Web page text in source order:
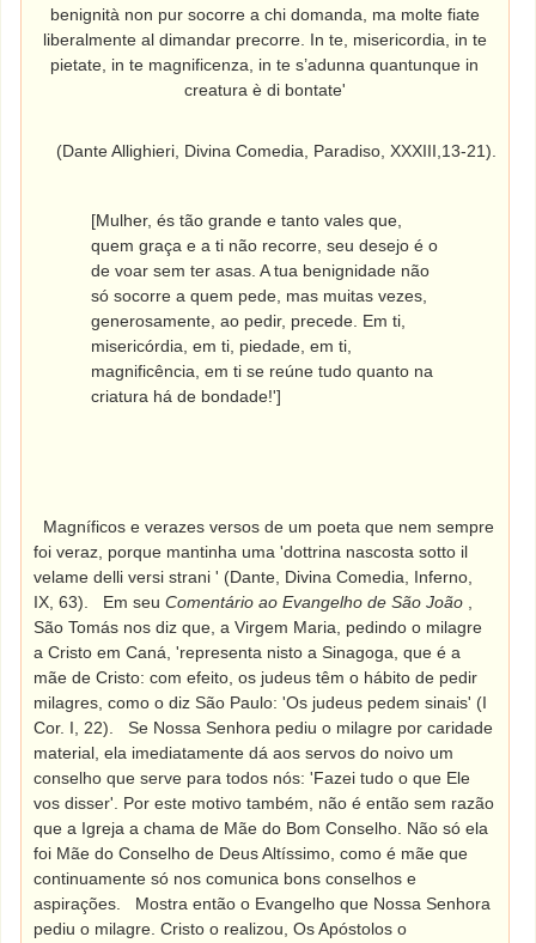
benignità non pur socorre a chi domanda, ma molte fiate
liberalmente al dimandar precorre. In te, misericordia, in te
pietate, in te magnificenza, in te s’adunna quantunque in
creatura è di bontate'
(Dante Allighieri, Divina Comedia, Paradiso, XXXIII,13-21).
[Mulher, és tão grande e tanto vales que,
quem graça e a ti não recorre, seu desejo é o
de voar sem ter asas. A tua benignidade não
só socorre a quem pede, mas muitas vezes,
generosamente, ao pedir, precede. Em ti,
misericórdia, em ti, piedade, em ti,
magnificência, em ti se reúne tudo quanto na
criatura há de bondade!']
Magníficos e verazes versos de um poeta que nem sempre
foi veraz, porque mantinha uma 'dottrina nascosta sotto il
velame delli versi strani ' (Dante, Divina Comedia, Inferno,
IX, 63).
Em seuComentário ao Evangelho de São João
São Tomás nos diz que, a Virgem Maria, pedindo o milagre
a Cristo em Caná, 'representa nisto a Sinagoga, que é a
mãe de Cristo: com efeito, os judeus têm o hábito de pedir
milagres, como o diz São Paulo: 'Os judeus pedem sinais' (I
Cor. I, 22).
Se Nossa Senhora pediu o milagre por caridade
material, ela imediatamente dá aos servos do noivo um
conselho que serve para todos nós: 'Fazei tudo o que Ele
vos disser'. Por este motivo também, não é então sem razão
que a Igreja a chama de Mãe do Bom Conselho. Não só ela
foi Mãe do Conselho de Deus Altíssimo, como é mãe que
continuamente só nos comunica bons conselhos e
aspirações.
Mostra então o Evangelho que Nossa Senhora
pediu o milagre. Cristo o realizou, Os Apóstolos o